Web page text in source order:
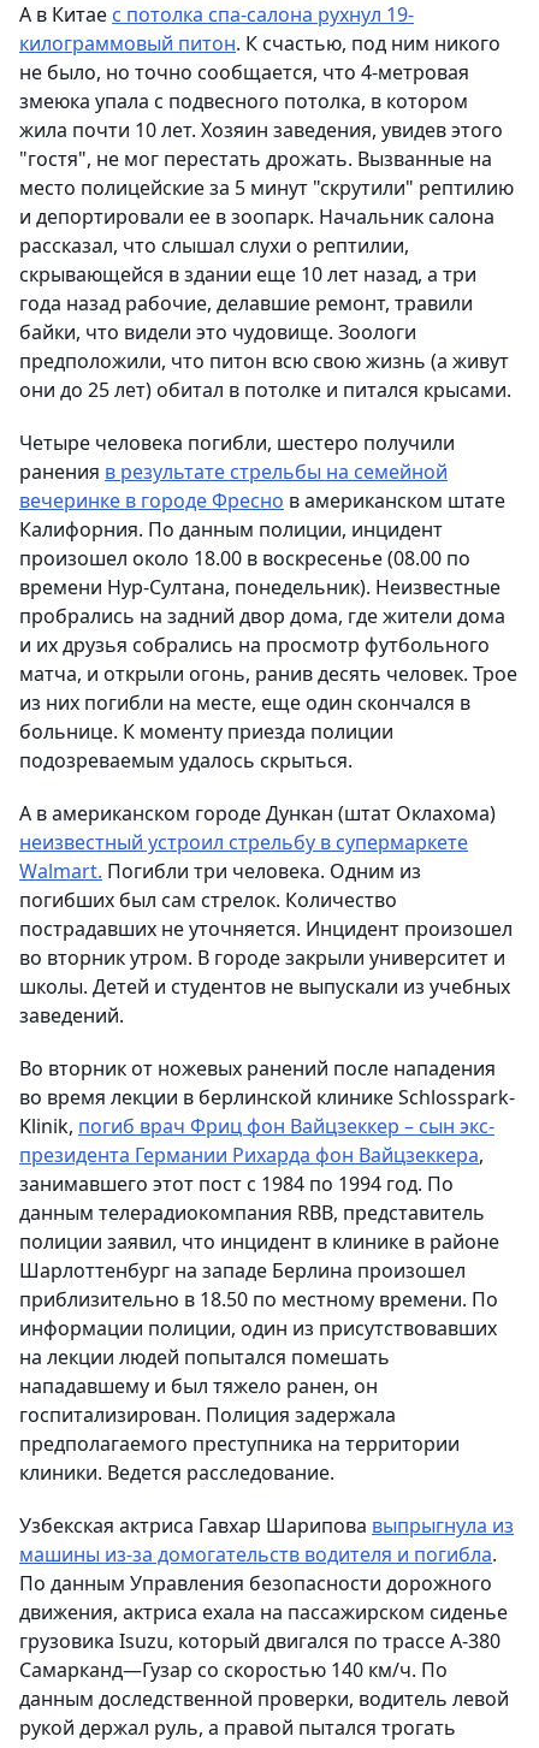
А в Китае с потолка спа-салона рухнул 19-
килограммовый питон. К счастью, под ним никого
не было, но точно сообщается, что 4-метровая
змеюка упала с подвесного потолка, в котором
жила почти 10 лет. Хозяин заведения, увидев этого
"гостя", не мог перестать дрожать. Вызванные на
место полицейские за 5 минут "скрутили" рептилию
и депортировали ее в зоопарк. Начальник салона
рассказал, что слышал слухи о рептилии,
скрывающейся в здании еще 10 лет назад, а три
года назад рабочие, делавшие ремонт, травили
байки, что видели это чудовище. Зоологи
предположили, что питон всю свою жизнь (а живут
они до 25 лет) обитал в потолке и питался крысами.
Четыре человека погибли, шестеро получили
ранения в результате стрельбы на семейной
вечеринке в городе Фресно в американском штате
Калифорния. По данным полиции, инцидент
произошел около 18.00 в воскресенье (08.00 по
времени Нур-Султана, понедельник). Неизвестные
пробрались на задний двор дома, где жители дома
и их друзья собрались на просмотр футбольного
матча, и открыли огонь, ранив десять человек. Трое
из них погибли на месте, еще один скончался в
больнице. К моменту приезда полиции
подозреваемым удалось скрыться.
А в американском городе Дункан (штат Оклахома)
неизвестный устроил стрельбу в супермаркете
Walmart. Погибли три человека. Одним из
погибших был сам стрелок. Количество
пострадавших не уточняется. Инцидент произошел
во вторник утром. В городе закрыли университет и
школы. Детей и студентов не выпускали из учебных
заведений.
Во вторник от ножевых ранений после нападения
во время лекции в берлинской клинике Schlosspark-
Klinik, погиб врач Фриц фон Вайцзеккер – сын экс-
президента Германии Рихарда фон Вайцзеккера,
занимавшего этот пост с 1984 по 1994 год. По
данным телерадиокомпания RBB, представитель
полиции заявил, что инцидент в клинике в районе
Шарлоттенбург на западе Берлина произошел
приблизительно в 18.50 по местному времени. По
информации полиции, один из присутствовавших
на лекции людей попытался помешать
нападавшему и был тяжело ранен, он
госпитализирован. Полиция задержала
предполагаемого преступника на территории
клиники. Ведется расследование.
Узбекская актриса Гавхар Шарипова выпрыгнула из
машины из-за домогательств водителя и погибла.
По данным Управления безопасности дорожного
движения, актриса ехала на пассажирском сиденье
грузовика Isuzu, который двигался по трассе А-380
Самарканд—Гузар со скоростью 140 км/ч. По
данным доследственной проверки, водитель левой
рукой держал руль, а правой пытался трогать